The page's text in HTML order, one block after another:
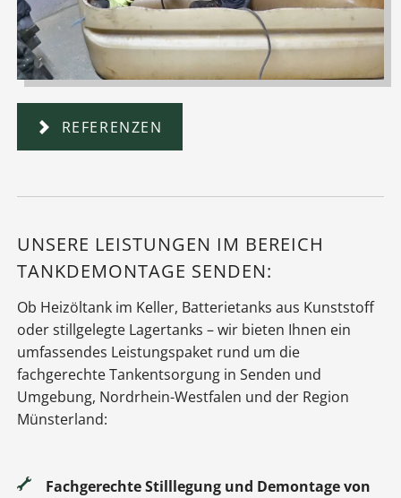
REFERENZEN
UNSERE LEISTUNGEN IM BEREICH
TANKDEMONTAGE SENDEN:
Ob Heizöltank im Keller, Batterietanks aus Kunststoff
oder stillgelegte Lagertanks – wir bieten Ihnen ein
umfassendes Leistungspaket rund um die
fachgerechte Tankentsorgung in Senden und
Umgebung, Nordrhein-Westfalen und der Region
Münsterland:
Fachgerechte Stilllegung und Demontage von